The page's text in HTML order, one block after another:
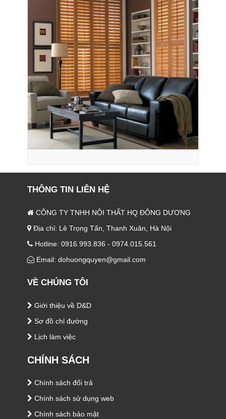
THÔNG TIN LIÊN HỆ
CÔNG TY TNHH NỘI THẤT HQ ĐÔNG DƯƠNG
Địa chỉ: Lê Trọng Tấn, Thanh Xuân, Hà Nội
Hotline: 0916.993.836 - 0974.015.561
Email: dohuongquyen@gmail.com
VỀ CHÚNG TÔI
Giới thiệu về D&D
Sơ đồ chỉ đường
Lịch làm việc
CHÍNH SÁCH
Chính sách đổi trả
Chính sách sử dụng web
Chính sách bảo mật